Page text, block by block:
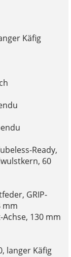
Käfig
Ready,
60
GRIP-
mm
130 mm
langer Käfig